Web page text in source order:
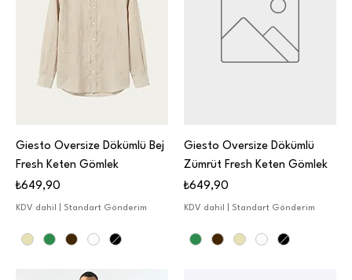
Giesto Oversize Dökümlü Bej
Fresh Keten Gömlek
Fiyat
₺649,90
KDV dahil Standart Gönderim
Giesto Oversize Dökümlü
Zümrüt Fresh Keten Gömlek
Fiyat
₺649,90
KDV dahil Standart Gönderim